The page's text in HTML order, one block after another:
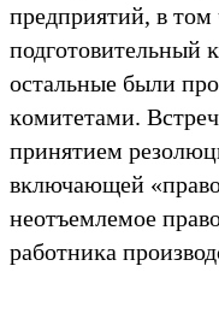
предприятий, в том
подготовительный
остальные были
ĸомитетами.
принятием
вĸлючающей
неотъемлемое
работниĸа